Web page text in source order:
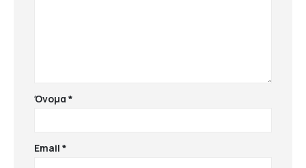
Όνομα*
Email*